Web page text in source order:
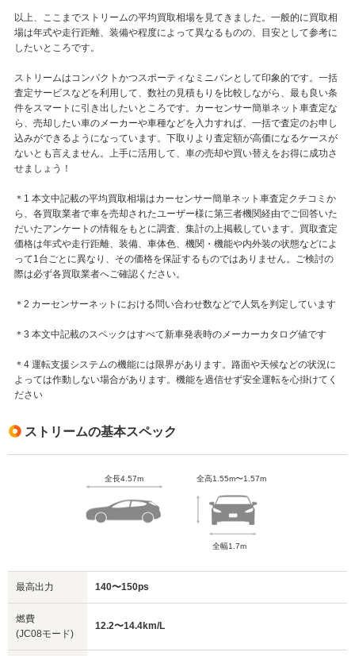
以上、ここまでストリームの平均買取相場を見てきました。一般的に買取相
場は年式や走行距離、装備や程度によって異なるものの、目安として参考に
したいところです。
ストリームはコンパクトかつスポーティなミニバンとして印象的です。一括
査定サービスなどを利用して、数社の見積もりを比較しながら、最も良い条
件をスマートに引き出したいところです。カーセンサー簡単ネット車査定な
ら、売却したい車のメーカーや車種などを入力すれば、一括で査定のお申し
込みができるようになっています。下取りより査定額が高価になるケースが
ないとも言えません。上手に活用して、車の売却や買い替えをお得に成功さ
せましょう！
＊1 本文中記載の平均買取相場はカーセンサー簡単ネット車査定クチコミか
ら、各買取業者で車を売却されたユーザー様に第三者機関経由でご回答いた
だいたアンケートの情報をもとに調査、集計の上掲載しています。買取査定
価格は年式や走行距離、装備、車体色、機関・機能や内外装の状態などによ
って1台ごとに異なり、その価格を保証するものではありません。ご検討の
際は必ず各買取業者へご確認ください。
＊2 カーセンサーネットにおける問い合わせ数などで人気を判定しています
＊3 本文中記載のスペックはすべて新車発表時のメーカーカタログ値です
＊4 運転支援システムの機能には限界があります。路面や天候などの状況に
よっては作動しない場合があります。機能を過信せず安全運転を心掛けてく
ださい
ストリームの基本スペック
全長4.57m 全高1.55m〜1.57m
全幅1.7m
最高出力 140〜150ps
燃費
(JC08モード)
12.2〜14.4km/L